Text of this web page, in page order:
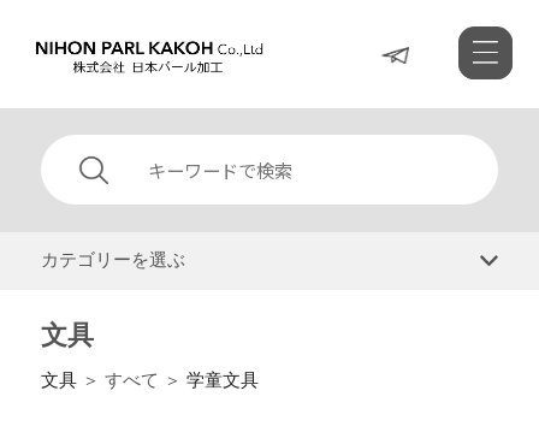
カテゴリーを選ぶ
文具
文具＞ すべて ＞ 学童文具